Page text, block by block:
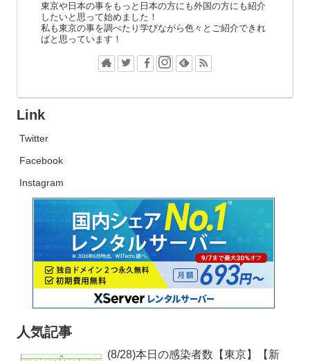
東京や日本の事をもっと日本の方にも外国の方にも紹介
したいと思って始めました！
私も東京の事を調べたり学びながら色々とご紹介できれ
ばと思っています！
Link
Twitter
Facebook
Instagram
人気記事
(8/28)本日の感染者数【東京】【新